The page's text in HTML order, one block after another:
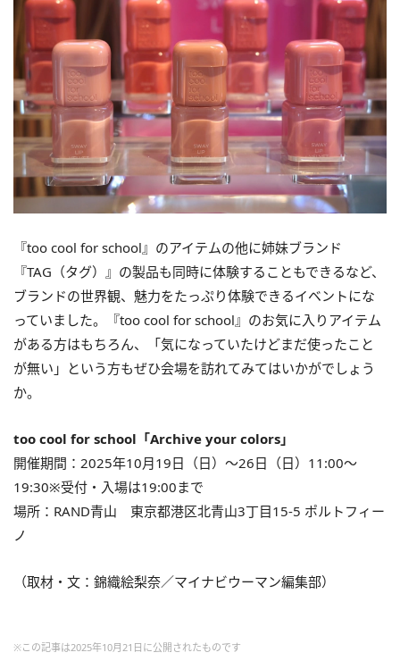
『too cool for school』のアイテムの他に姉妹ブランド
『TAG（タグ）』の製品も同時に体験することもできるなど、
ブランドの世界観、魅力をたっぷり体験できるイベントにな
っていました。『too cool for school』のお気に入りアイテム
がある方はもちろん、「気になっていたけどまだ使ったこと
が無い」という方もぜひ会場を訪れてみてはいかがでしょう
か。
too cool for school「Archive your colors」
開催期間：2025年10月19日（日）～26日（日）11:00～
19:30※受付・入場は19:00まで
場所：RAND青山 東京都港区北青山3丁目15-5 ポルトフィー
ノ
（取材・文：錦織絵梨奈／マイナビウーマン編集部）
※この記事は2025年10月21日に公開されたものです